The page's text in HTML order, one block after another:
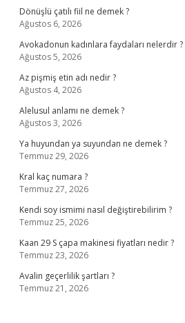
Dönüşlü çatılı fiil ne demek ?
Ağustos 6, 2026
Avokadonun kadınlara faydaları nelerdir ?
Ağustos 5, 2026
Az pişmiş etin adı nedir ?
Ağustos 4, 2026
Alelusul anlamı ne demek ?
Ağustos 3, 2026
Ya huyundan ya suyundan ne demek ?
Temmuz 29, 2026
Kral kaç numara ?
Temmuz 27, 2026
Kendi soy ismimi nasıl değiştirebilirim ?
Temmuz 25, 2026
Kaan 29 S çapa makinesi fiyatları nedir ?
Temmuz 23, 2026
Avalin geçerlilik şartları ?
Temmuz 21, 2026